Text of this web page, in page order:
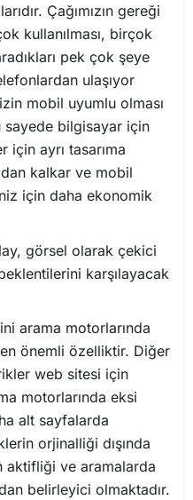
Çağımızın gereği
kullanılması, birçok
pek çok şeye
ulaşıyor
mobil uyumlu olması
bilgisayar için
için ayrı tasarıma
kalkar ve mobil
için daha ekonomik
görsel olarak çekici
karşılayacak
arama motorlarında
önemli özelliktir. Diğer
web sitesi için
motorlarında eksi
alt sayfalarda
orjinalliği dışında
aktifliği ve aramalarda
belirleyici olmaktadır.